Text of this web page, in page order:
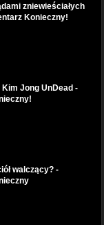
zniewieściałych
Konieczny!
Jong UnDead -
walczący? -